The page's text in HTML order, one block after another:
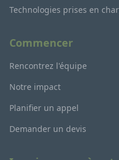
Technologies prises en
Commencer
Rencontrez l'équipe
Notre impact
Planifier un appel
Demander un devis